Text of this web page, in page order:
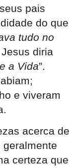
pais
do que
tudo no
diria
a Vida”.
e viveram
acerca de
geralmente
certeza que